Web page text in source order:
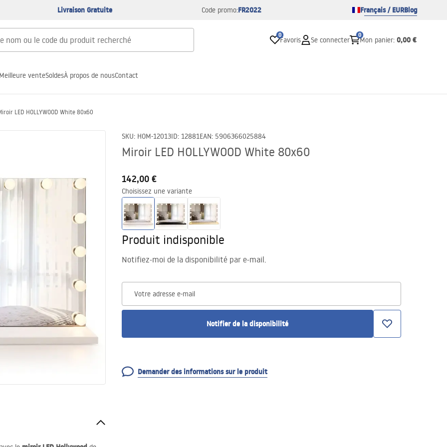
Livraison Gratuite Code promo:FR2022 Français / EURBlog
0
Favoris Se connecter
0
Mon panier: 0,00 €
Meilleure venteSoldesÀ propos de nousContact
LED HOLLYWOOD White 80x60
SKU: HOM-12013ID: 12881EAN: 5906366025884
Miroir LED HOLLYWOOD White 80x60
142,00 €
Choisissez une variante
Produit indisponible
Notifiez-moi de la disponibilité par e-mail.
Votre adresse e-mail
Notifier de la disponibilité
Demander des informations sur le produit